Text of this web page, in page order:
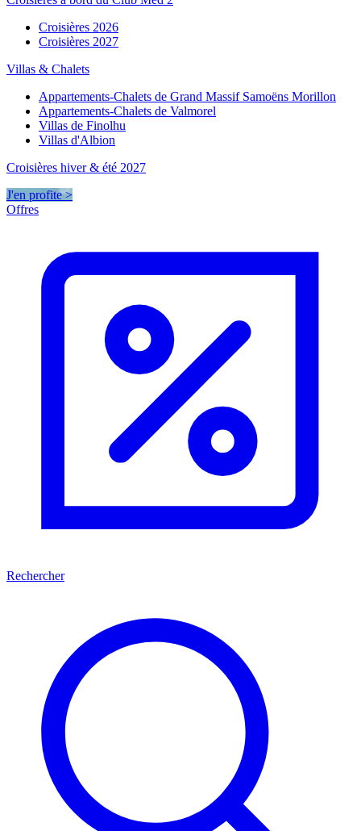
Croisières 2026
Croisières 2027
Villas & Chalets
Appartements-Chalets de Grand Massif Samoëns Morillon
Appartements-Chalets de Valmorel
Villas de Finolhu
Villas d'Albion
Croisières hiver & été 2027
J'en profite >
Offres
Rechercher